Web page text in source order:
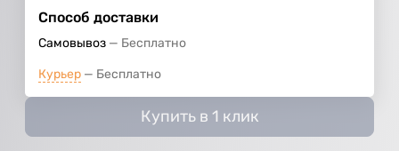
Способ доставки
Самовывоз Бесплатно
Курьер Бесплатно
Купить в 1 клик